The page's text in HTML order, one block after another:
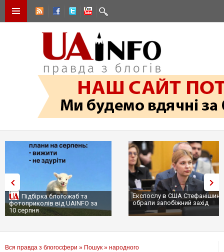
Підбірка блогожаб та
фотоприколів від UAINFO за
10 серпня
Експослу в США
обрали запобіжний захід
Вся правда з блогосфери » Пошук » народного